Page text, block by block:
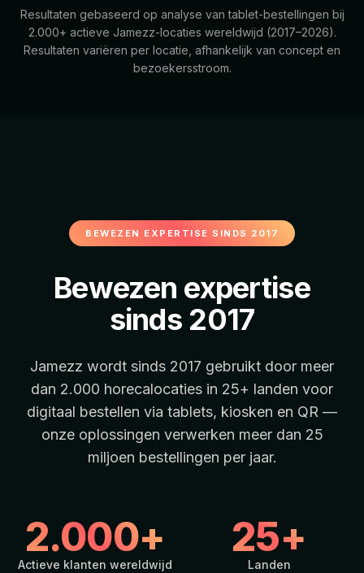
Resultaten gebaseerd op analyse van tablet-bestellingen bij
2.000+ actieve Jamezz-locaties wereldwijd (2017–2026).
Resultaten variëren per locatie, afhankelijk van concept en
bezoekersstroom.
BEWEZEN EXPERTISE SINDS 2017
Bewezen expertise
sinds 2017
Jamezz wordt sinds 2017 gebruikt door meer
dan 2.000 horecalocaties in 25+ landen voor
digitaal bestellen via tablets, kiosken en QR —
onze oplossingen verwerken meer dan 25
miljoen bestellingen per jaar.
2.000+
Actieve klanten wereldwijd
25+
Landen